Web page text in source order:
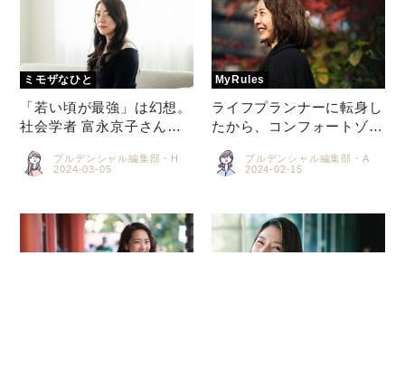
「若い頃が最強」は幻想。
社会学者 富永京子さんに
プルデンシャル編集部・H
ライフプランナーに転身し
たから、コンフォートゾー
私次第で変えられる」プル
プルデンシャル編集部・A